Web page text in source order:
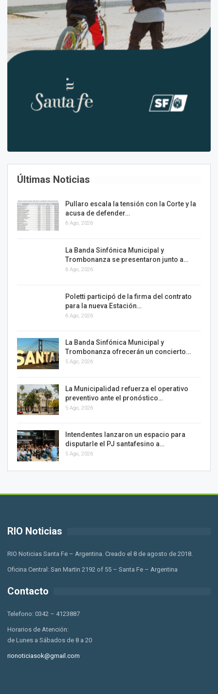
Últimas Noticias
Pullaro escala la tensión con la Corte y la
acusa de defender…
6 Ago, 2026
La Banda Sinfónica Municipal y
Trombonanza se presentaron junto a…
6 Ago, 2026
Poletti participó de la firma del contrato
para la nueva Estación…
6 Ago, 2026
La Banda Sinfónica Municipal y
Trombonanza ofrecerán un concierto…
5 Ago, 2026
La Municipalidad refuerza el operativo
preventivo ante el pronóstico…
5 Ago, 2026
Intendentes lanzaron un espacio para
disputarle el PJ santafesino a…
5 Ago, 2026
RIO Noticias
RIO Noticias Santa Fe – Argentina. Creado el 8 de agosto de 2018.
Oficina Central: San Martin 2192 of 55 – Santa Fe – Argentina
Contacto
Telefono: 0342 – 4123887
Horarios de Atención:
de Lunes a Sábados de 8 a 20
rionoticiasok@gmail.com